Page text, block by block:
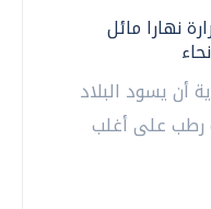
نهارا مائل
أن يسود البلاد
رطب على أغلب